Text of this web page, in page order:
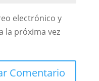
electrónico y
la próxima vez